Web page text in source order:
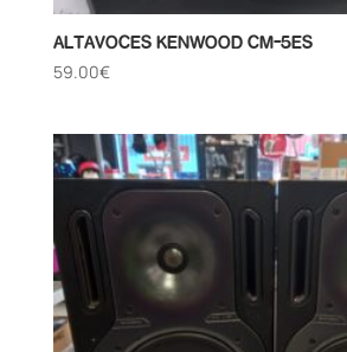
ALTAVOCES KENWOOD CM-5ES
59.00€